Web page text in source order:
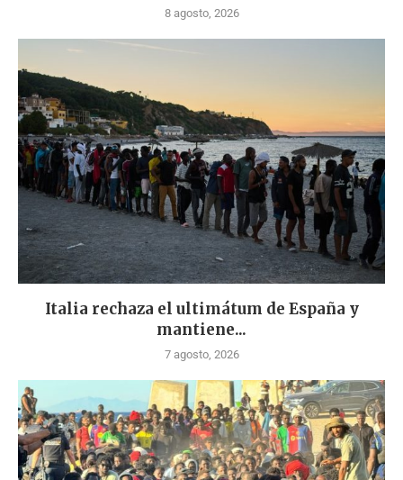
8 agosto, 2026
Italia rechaza el ultimátum de España y
mantiene...
7 agosto, 2026